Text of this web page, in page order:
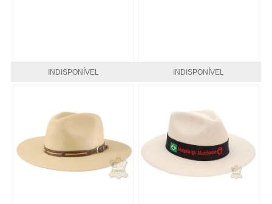
INDISPONÍVEL INDISPONÍVEL